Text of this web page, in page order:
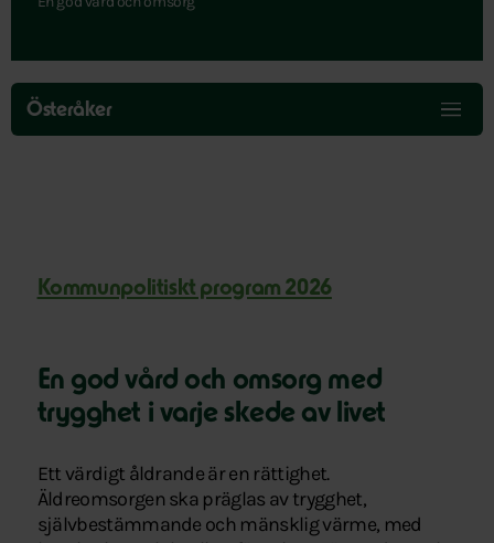
Hoppa
över
menyn
Österåker
Kommunpolitiskt program 2026
En god vård och omsorg med
trygghet i varje skede av livet
Ett värdigt åldrande är en rättighet.
Äldreomsorgen ska präglas av trygghet,
självbestämmande och mänsklig värme, med